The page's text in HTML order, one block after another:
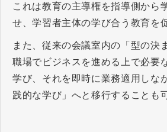
これは教育の主導権を指導側から
せ、学習者主体の学び合う教育を
また、従来の会議室内の「型の決
職場でビジネスを進める上で必要
学び、それを即時に業務適用しな
践的な学び」へと移行することも